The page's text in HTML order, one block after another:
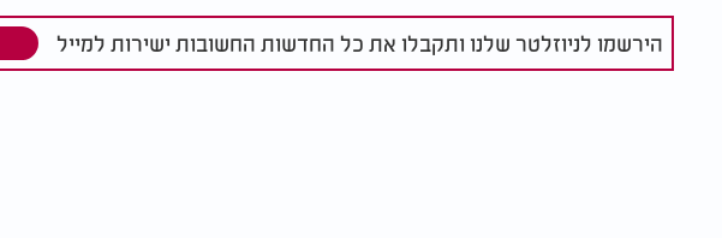
הירשמו לניוזלטר שלנו ותקבלו את כל החדשות החשובות ישירות למייל